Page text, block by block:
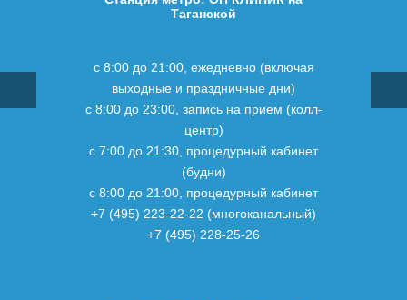
Таганской
с 8:00 до 21:00, ежедневно (включая
выходные и праздничные дни)
с 8:00 до 23:00, запись на прием (колл-
центр)
с 7:00 до 21:30, процедурный кабинет
(будни)
с 8:00 до 21:00, процедурный кабинет
+7 (495) 223-22-22 (многоканальный)
+7 (495) 228-25-26